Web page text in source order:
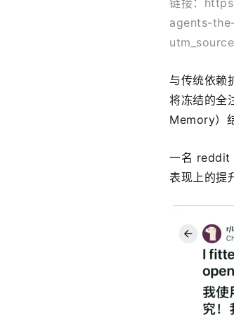
agents-
与传统依赖
将冻结的全
Memory）
一名 reddit
表现上的提